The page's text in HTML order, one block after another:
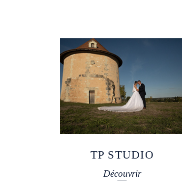
TP STUDIO
Découvrir